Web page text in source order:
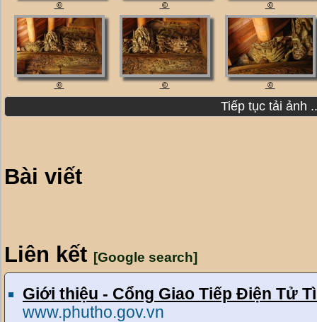
© © ©
© © ©
Bài viết
Liên kết [Google search]
Giới thiệu - Cổng Giao Tiếp Điện Tử
www.phutho.gov.vn